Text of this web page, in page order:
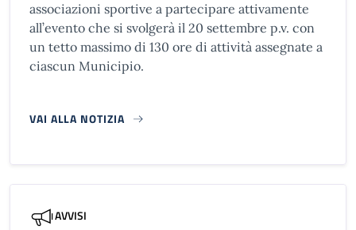
associazioni sportive a partecipare attivamente
all’evento che si svolgerà il 20 settembre p.v. con
un tetto massimo di 130 ore di attività assegnate a
ciascun Municipio.
VAI ALLA NOTIZIA
AVVISI